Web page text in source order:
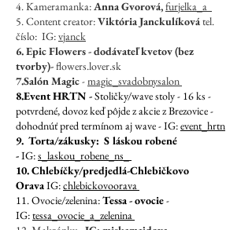
4. Kameramanka:Anna Gvorová,furjelka_a
5. Content creator:Viktória Janckulíkovátel.
číslo: IG:vjanck
6. Epic Flowers - dodávateľ kvetov (bez
tvorby)-flowers.lover.sk
7.Salón Magic-magic_svadobnysalon
8.Event HRTN -Stoličky/wave stoly - 16 ks -
potvrdené, dovoz keď pôjde z akcie z Brezovice -
dohodnúť pred termínom aj wave - IG:event_hrtn
9. Torta/zákusky: S láskou robené
-IG:s_laskou_robene_ns_
10. Chlebíčky/predjedlá-Chlebičkovo
OravaIG:chlebickovoorava
11. Ovocie/zelenina:Tessa - ovocie-
IG:tessa_ovocie_a_zelenina